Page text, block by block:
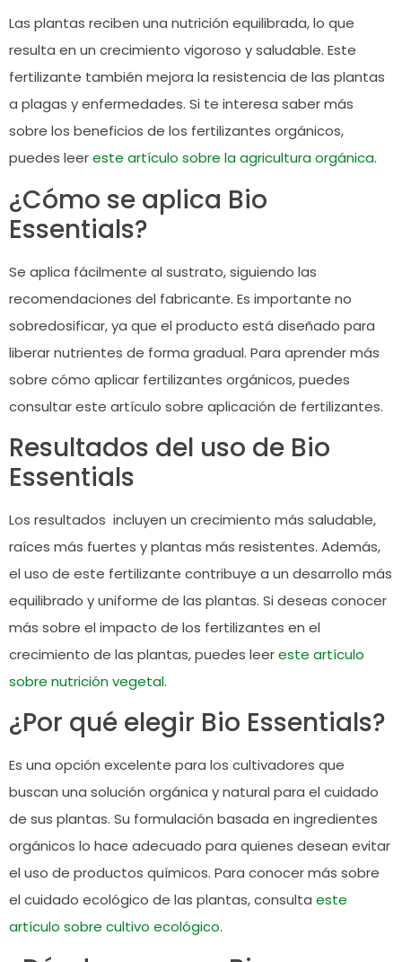
Las plantas reciben una nutrición equilibrada, lo que
resulta en un crecimiento vigoroso y saludable. Este
fertilizante también mejora la resistencia de las plantas
a plagas y enfermedades. Si te interesa saber más
sobre los beneficios de los fertilizantes orgánicos,
puedes leereste artículo sobre la agricultura orgánica.
¿Cómo se aplica Bio
Essentials?
Se aplica fácilmente al sustrato, siguiendo las
recomendaciones del fabricante. Es importante no
sobredosificar, ya que el producto está diseñado para
liberar nutrientes de forma gradual. Para aprender más
sobre cómo aplicar fertilizantes orgánicos, puedes
consultareste artículo sobre aplicación de fertilizantes.
Resultados del uso de Bio
Essentials
Los resultados incluyen un crecimiento más saludable,
raíces más fuertes y plantas más resistentes. Además,
el uso de este fertilizante contribuye a un desarrollo más
equilibrado y uniforme de las plantas. Si deseas conocer
más sobre el impacto de los fertilizantes en el
crecimiento de las plantas, puedes leereste artículo
sobre nutrición vegetal.
¿Por qué elegir Bio Essentials?
Es una opción excelente para los cultivadores que
buscan una solución orgánica y natural para el cuidado
de sus plantas. Su formulación basada en ingredientes
orgánicos lo hace adecuado para quienes desean evitar
el uso de productos químicos. Para conocer más sobre
el cuidado ecológico de las plantas, consulta este
artículo sobre cultivo ecológico.